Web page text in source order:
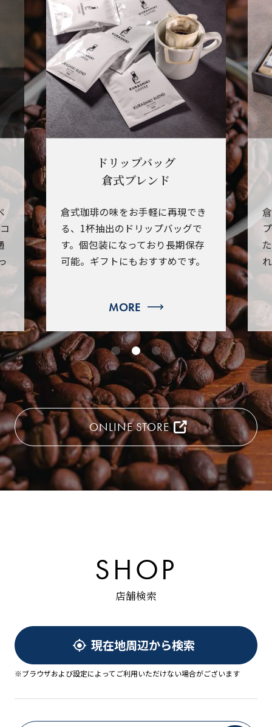
ドリップバッグ
倉式ブレンド
倉式珈琲の味をお手軽に再現でき
る、1杯抽出のドリップバッグで
す。個包装になっており長期保存
可能。ギフトにもおすすめです。
MORE
ONLINE STORE
SHOP
店舗検索
現在地周辺から検索
※ブラウザおよび設定によってご利用いただけない場合がございます